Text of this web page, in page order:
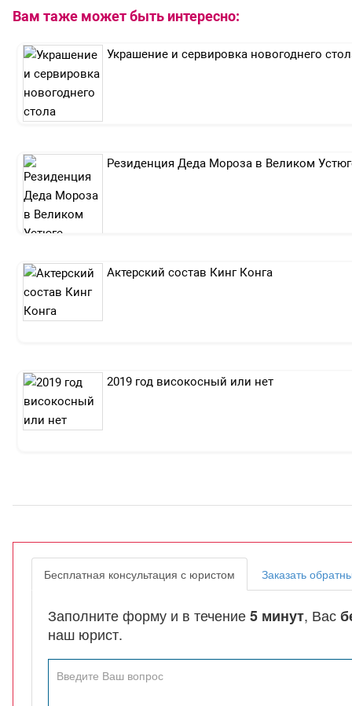
Вам таже может быть интересно:
Украшение и сервировка новогоднего
Резиденция Деда Мороза в Великом
Актерский состав Кинг Конга
2019 год високосный или нет